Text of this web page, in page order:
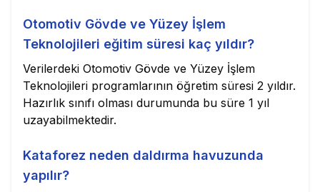
Otomotiv Gövde ve Yüzey İşlem
Teknolojileri eğitim süresi kaç yıldır?
Verilerdeki Otomotiv Gövde ve Yüzey İşlem
Teknolojileri programlarının öğretim süresi 2 yıldır.
Hazırlık sınıfı olması durumunda bu süre 1 yıl
uzayabilmektedir.
Kataforez neden daldırma havuzunda
yapılır?